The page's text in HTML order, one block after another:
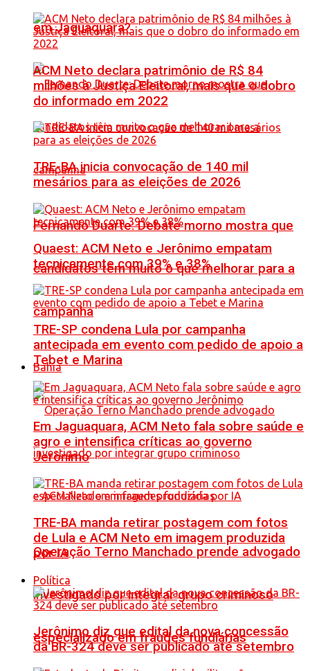
em Jaguaquara?
Fernando Duarte: Debate morno mostra que
candidatos têm muito o que melhorar para a
campanha
Bahia
Operação Terno Manchado prende advogado
investigado por integrar grupo criminoso
especializado em fraudes fundiárias
ACM Neto declara patrimônio de R$ 84
milhões à Justiça Eleitoral, mais que o dobro
do informado em 2022
TRE-BA inicia convocação de 140 mil
mesários para as eleições de 2026
Quaest: ACM Neto e Jerônimo empatam
tecnicamente com 39% e 38%
TRE-SP condena Lula por campanha
antecipada em evento com pedido de apoio a
Tebet e Marina
Em Jaguaquara, ACM Neto fala sobre saúde e
agro e intensifica críticas ao governo
Jerônimo
TRE-BA manda retirar postagem com fotos
de Lula e ACM Neto em imagem produzida
por IA
Política
Jerônimo diz que edital da nova concessão
da BR-324 deve ser publicado até setembro